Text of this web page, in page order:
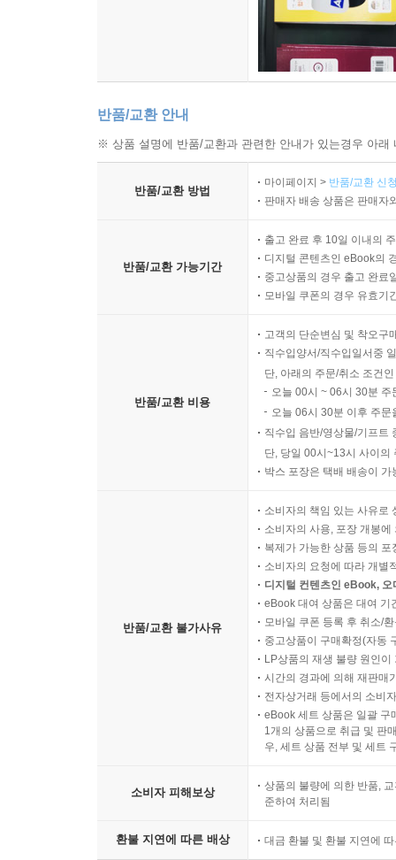
반품/교환 안내
※ 상품 설명에 반품/교환과 관련한 안내가 있는경우 아
반품/교환 방법
마이페이지 > 반품/교환 신
판매자 배송 상품은 판매자
반품/교환 가능기간
출고 완료 후 10일 이내의
디지털 콘텐츠인 eBook의
중고상품의 경우 출고 완료
모바일 쿠폰의 경우 유효기
반품/교환 비용
고객의 단순변심 및 착오구
직수입양서/직수입일서중
단, 아래의 주문/취소 조건
오늘 00시 ~ 06시 30분
오늘 06시 30분 이후 주
직수입 음반/영상물/기프트
단, 당일 00시~13시 사이의
박스 포장은 택배 배송이
반품/교환 불가사유
소비자의 책임 있는 사유로
소비자의 사용, 포장 개봉
복제가 가능한 상품 등의
소비자의 요청에 따라 개별
디지털 컨텐츠인 eBook,
eBook 대여 상품은 대여 기
모바일 쿠폰 등록 후 취소/
중고상품이 구매확정(자동
LP상품의 재생 불량 원인
시간의 경과에 의해 재판매
전자상거래 등에서의 소비
eBook 세트 상품은 일괄 구
1개의 상품으로 취급 및 판
우, 세트 상품 전부 및 세트
소비자 피해보상
상품의 불량에 의한 반품,
준하여 처리됨
환불 지연에 따른 배상 대금 환불 및 환불 지연에